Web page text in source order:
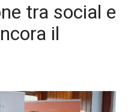
tra social e
il